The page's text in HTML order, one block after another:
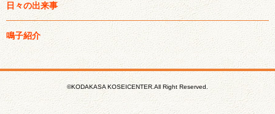
日々の出来事
鳴子紹介
©KODAKASA KOSEICENTER.All Right Reserved.